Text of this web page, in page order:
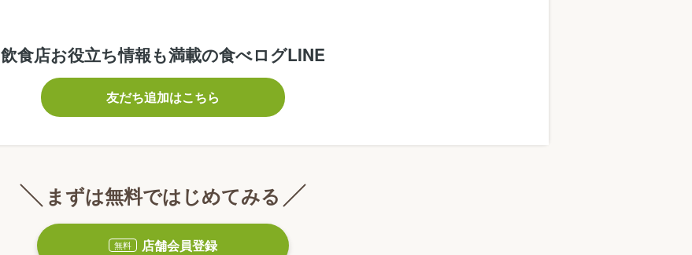
飲食店お役立ち情報も満載の食べログLINE
友だち追加はこちら
まずは無料ではじめてみる
無料 店舗会員登録